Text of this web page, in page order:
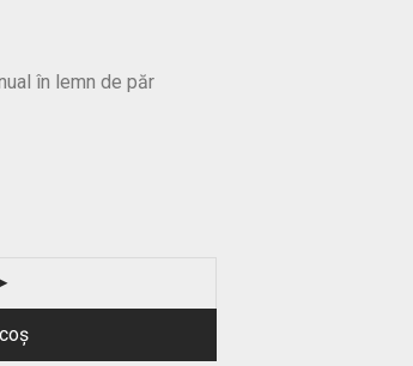
în lemn de păr